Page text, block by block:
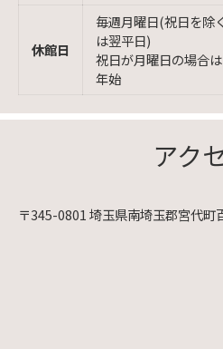
休館日
毎週月曜日(祝日を除
は翌平日)
祝日が月曜日の場合
年始
アク
〒345-0801 埼玉県南埼玉郡宮代町